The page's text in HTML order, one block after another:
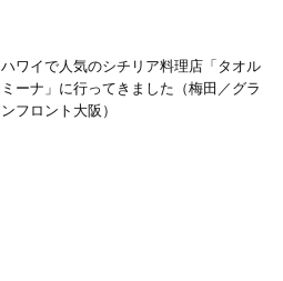
ハワイで人気のシチリア料理店「タオル
ミーナ」に行ってきました（梅田／グラ
ンフロント大阪）